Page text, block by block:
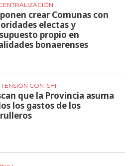
crear Comunas con
electas y
propio en
bonaerenses
CON ISHII
que la Provincia asuma
los gastos de los